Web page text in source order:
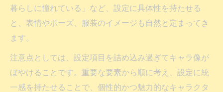
暮らしに憧れている」など、設定に具体性を持たせる
と、表情やポーズ、服装のイメージも自然と定まってき
ます。
注意点としては、設定項目を詰め込み過ぎてキャラ像が
ぼやけることです。重要な要素から順に考え、設定に統
一感を持たせることで、個性的かつ魅力的なキャラクタ